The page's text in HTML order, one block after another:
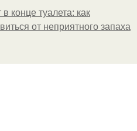
в конце туалета: как
от неприятного запаха